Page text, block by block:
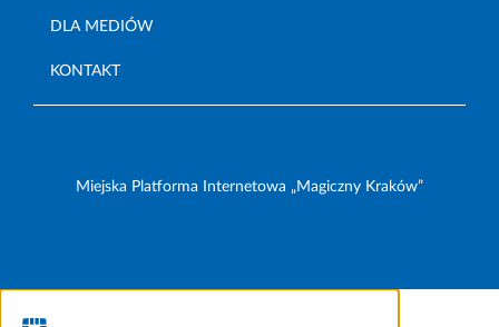
DLA MEDIÓW
KONTAKT
Miejska Platforma Internetowa „Magiczny Kraków”